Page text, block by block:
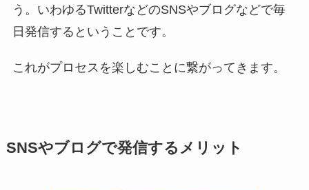
う。いわゆるTwitterなどのSNSやブログなどで毎
日発信するということです。
これがプロセスを楽しむことに繋がってきます。
SNSやブログで発信するメリット